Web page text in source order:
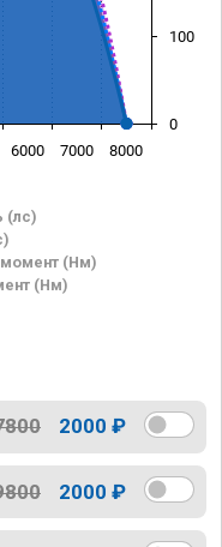
(лс)
момент (Нм)
(Нм)
6000 7000 8000
0
100
2000 ₽
2000 ₽